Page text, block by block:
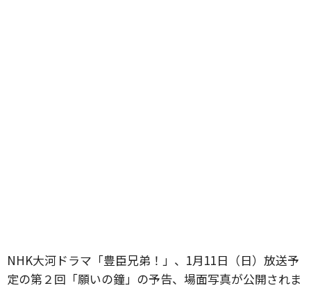
NHK大河ドラマ「豊臣兄弟！」、1月11日（日）放送予
定の第２回「願いの鐘」の予告、場面写真が公開されま